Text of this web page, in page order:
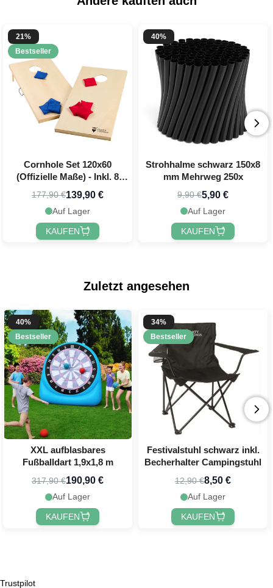
21%
Bestseller
Cornhole Set 120x60
(Offizielle Maße) - Inkl. 8
Wurfbeutel PartyVikings
177,90 €139,90 €
Auf Lager
KAUFEN
40%
Strohhalme schwarz 150x8
mm Mehrweg 250x
9,90 €5,90 €
Auf Lager
KAUFEN
Zuletzt angesehen
40%
Bestseller
XXL aufblasbares
Fußballdart 1,9x1,8 m
317,90 €190,90 €
Auf Lager
KAUFEN
34%
Bestseller
Festivalstuhl schwarz inkl.
Becherhalter Campingstuhl
12,90 €8,50 €
Auf Lager
KAUFEN
Trustpilot